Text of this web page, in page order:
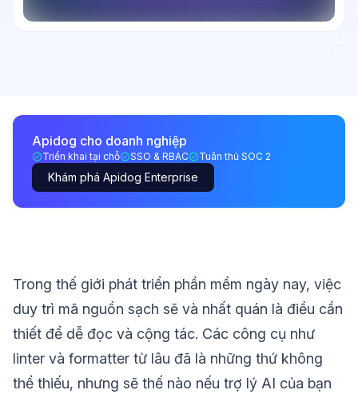
Apidog cho doanh nghiệp
Triển khai tại chỗ SSO & RBAC Tuân thủ SOC 2
Khám phá Apidog Enterprise
Trong thế giới phát triển phần mềm ngày nay, việc
duy trì mã nguồn sạch sẽ và nhất quán là điều cần
thiết để dễ đọc và cộng tác. Các công cụ như
linter và formatter từ lâu đã là những thứ không
thể thiếu, nhưng sẽ thế nào nếu trợ lý AI của bạn